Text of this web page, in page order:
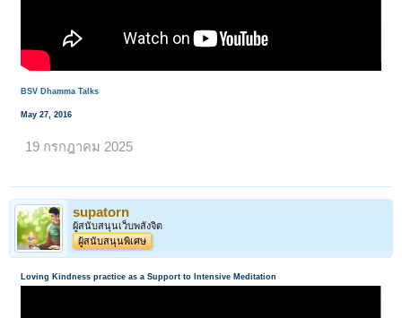
BSV Dhamma Talks
May 27, 2016
19 กรกฎาคม 2025
supatorn
ผู้สนับสนุนเว็บพลังจิต
ผู้สนับสนุนพิเศษ
Loving Kindness practice as a Support to Intensive Meditation